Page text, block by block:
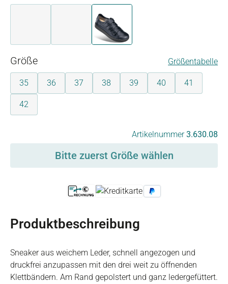
dunkelblau
Größeauswählen Größentabelle
35 36 37 38 39 40 41
42
Artikelnummer3.630.08
Bitte zuerst Größe wählen
Produktbeschreibung
Sneaker aus weichem Leder, schnell angezogen und
druckfrei anzupassen mit den drei weit zu öffnenden
Klettbändern. Am Rand gepolstert und ganz ledergefüttert.